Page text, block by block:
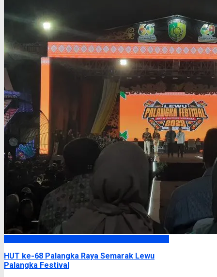
HUT ke-68 Palangka Raya Semarak Lewu
Palangka Festival